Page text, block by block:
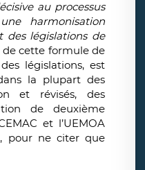
au processus
harmonisation
des législations de
de cette formule de
législations, est
la plupart des
et révisés, des
de deuxième
et l’UEMOA
pour ne citer que